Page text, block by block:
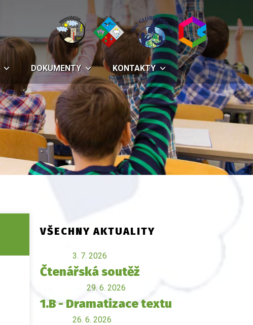
DOKUMENTY KONTAKTY
VŠECHNY AKTUALITY
3. 7. 2026
Čtenářská soutěž
29. 6. 2026
1.B - Dramatizace textu
26. 6. 2026